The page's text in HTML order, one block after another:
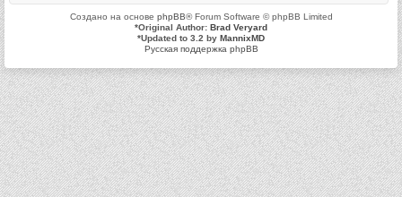
Создано на основе phpBB® Forum Software © phpBB Limited
*Original Author: Brad Veryard
*Updated to 3.2 by MannixMD
Русская поддержка phpBB